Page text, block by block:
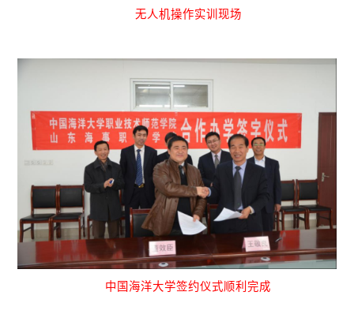
无人机操作实训现场
中国海洋大学签约仪式顺利完成